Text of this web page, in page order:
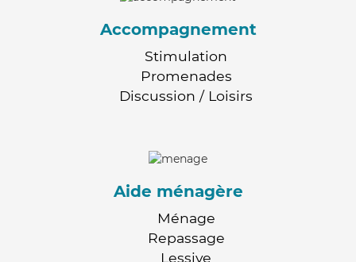
Accompagnement
Stimulation
Promenades
Discussion / Loisirs
Aide ménagère
Ménage
Repassage
Lessive